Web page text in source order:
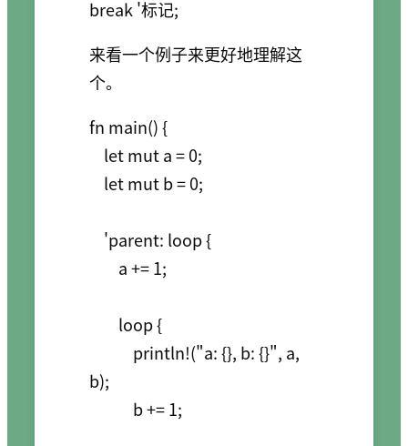
来看一个例子来更好地理解这
个。
fn main() {
b);